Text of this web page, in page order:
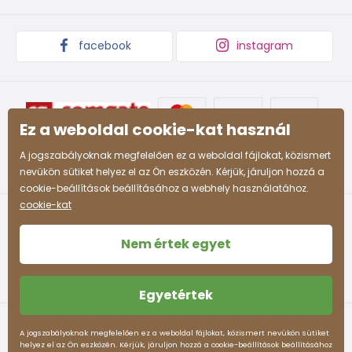
facebook instagram
Ez a weboldal cookie-kat használ
A jogszabályoknak megfelelően ez a weboldal fájlokat, közismert
nevükön sütiket helyez el az Ön eszközén. Kérjük, járuljon hozzá a
cookie-beállítások beállításához a webhely használatához.
cookie-kat
Nem értek egyet
Egyetértek
A jogszabályoknak megfelelően ez a weboldal fájlokat, közismert nevükön sütiket
helyez el az Ön eszközén. Kérjük, járuljon hozzá a cookie-beállítások beállításához